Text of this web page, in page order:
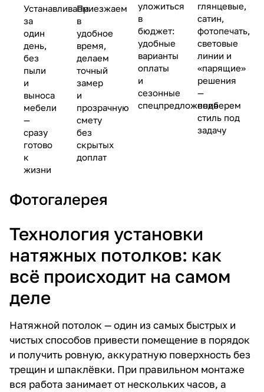
Устанавливаем
за
один
день,
без
пыли
и
выноса
мебели
—
сразу
готово
к
жизни
Приезжаем
в
удобное
время,
делаем
точный
замер
и
прозрачную
смету
без
скрытых
доплат
уложиться
в
бюджет:
удобные
варианты
оплаты
и
сезонные
спецпредложения
глянцевые,
сатин,
фотопечать,
световые
линии и
«парящие»
решения
—
подберем
стиль под
задачу
Фотогалерея
Технология установки
натяжных потолков: как
всё происходит на самом
деле
Натяжной потолок — один из самых быстрых и
чистых способов привести помещение в порядок
и получить ровную, аккуратную поверхность без
трещин и шпаклёвки. При правильном монтаже
вся работа занимает от нескольких часов, а